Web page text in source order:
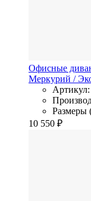
Офисные
Меркурий /
Размеры
10 550 ₽